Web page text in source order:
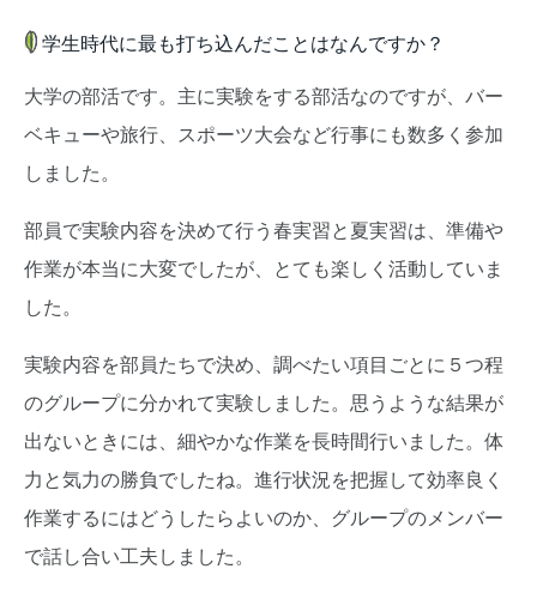
学生時代に最も打ち込んだことはなんですか？
大学の部活です。主に実験をする部活なのですが、バー
ベキューや旅行、スポーツ大会など行事にも数多く参加
しました。
部員で実験内容を決めて行う春実習と夏実習は、準備や
作業が本当に大変でしたが、とても楽しく活動していま
した。
実験内容を部員たちで決め、調べたい項目ごとに５つ程
のグループに分かれて実験しました。思うような結果が
出ないときには、細やかな作業を長時間行いました。体
力と気力の勝負でしたね。進行状況を把握して効率良く
作業するにはどうしたらよいのか、グループのメンバー
で話し合い工夫しました。